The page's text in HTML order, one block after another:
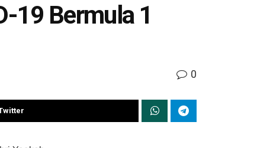
19 Bermula 1
0